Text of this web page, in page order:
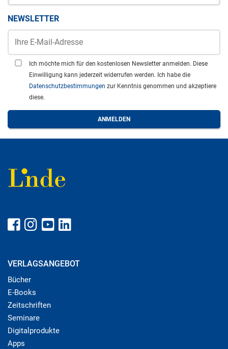
NEWSLETTER
Ich möchte mich für den kostenlosen Newsletter anmelden. Diese
Einwilligung kann jederzeit widerrufen werden. Ich habe die
Datenschutzbestimmungen zur Kenntnis genommen und akzeptiere
diese.
VERLAGSANGEBOT
Bücher
E-Books
Zeitschriften
Seminare
Digitalprodukte
Apps